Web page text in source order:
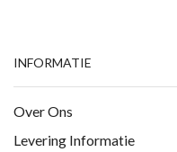
INFORMATIE
Over Ons
Levering Informatie